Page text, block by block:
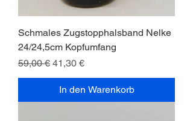
Schmales Zugstopphalsband Nelke
24/24,5cm Kopfumfang
Standardpreis
59,00 € Sale-Preis
41,30 €
In den Warenkorb